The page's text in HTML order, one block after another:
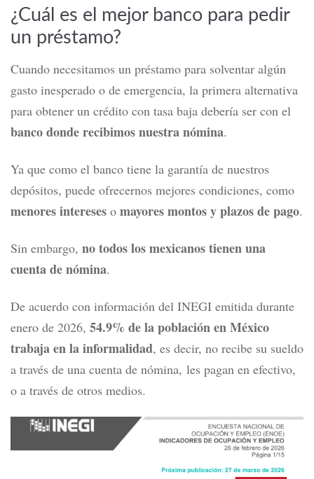
¿Cuál es el mejor banco para pedir
un préstamo?
Cuando necesitamos un préstamo para solventar algún
gasto inesperado o de emergencia, la primera alternativa
para obtener un crédito con tasa baja debería ser con el
banco donde recibimos nuestra nómina.
Ya que como el banco tiene la garantía de nuestros
depósitos, puede ofrecernos mejores condiciones, como
menores intereses o mayores montos y plazos de pago.
Sin embargo, no todos los mexicanos tienen una
cuenta de nómina.
De acuerdo con información del INEGI emitida durante
enero de 2026, 54.9% de la población en México
trabaja en la informalidad, es decir, no recibe su sueldo
a través de una cuenta de nómina, les pagan en efectivo,
o a través de otros medios.